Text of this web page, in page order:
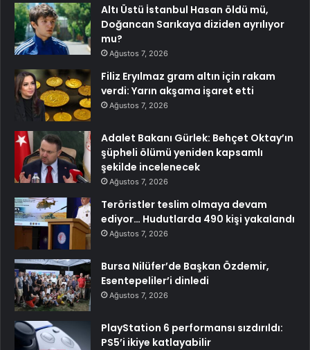
Altı Üstü İstanbul Hasan öldü mü,
Doğancan Sarıkaya diziden ayrılıyor
mu?
Ağustos 7, 2026
Filiz Eryılmaz gram altın için rakam
verdi: Yarın akşama işaret etti
Ağustos 7, 2026
Adalet Bakanı Gürlek: Behçet Oktay’ın
şüpheli ölümü yeniden kapsamlı
şekilde incelenecek
Ağustos 7, 2026
Teröristler teslim olmaya devam
ediyor… Hudutlarda 490 kişi yakalandı
Ağustos 7, 2026
Bursa Nilüfer’de Başkan Özdemir,
Esentepeliler’i dinledi
Ağustos 7, 2026
PlayStation 6 performansı sızdırıldı:
PS5’i ikiye katlayabilir